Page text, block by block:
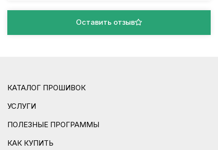
Оставить отзыв
КАТАЛОГ ПРОШИВОК
УСЛУГИ
ПОЛЕЗНЫЕ ПРОГРАММЫ
КАК КУПИТЬ